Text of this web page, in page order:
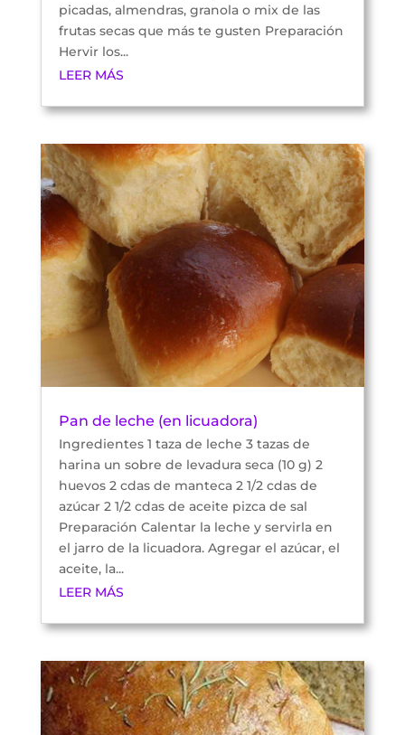
picadas, almendras, granola o mix de las
frutas secas que más te gusten Preparación
Hervir los...
LEER MÁS
Pan de leche (en licuadora)
Ingredientes 1 taza de leche 3 tazas de
harina un sobre de levadura seca (10 g) 2
huevos 2 cdas de manteca 2 1/2 cdas de
azúcar 2 1/2 cdas de aceite pizca de sal
Preparación Calentar la leche y servirla en
el jarro de la licuadora. Agregar el azúcar, el
aceite, la...
LEER MÁS